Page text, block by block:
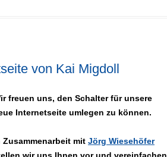
von Kai Migdoll
freuen uns, den Schalter für unsere
Internetseite umlegen zu können.
Zusammenarbeit mit Jörg Wiesehöfer